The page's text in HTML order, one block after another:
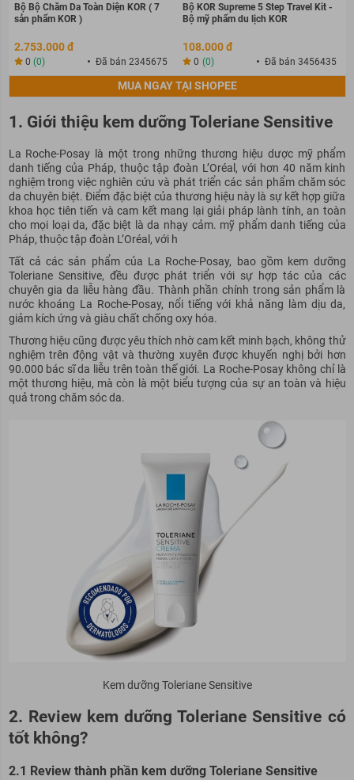
Bộ Bộ Chăm Da Toàn Diện KOR ( 7
sản phẩm KOR )
2.753.000 đ
0 (0) Đã bán 2345675
Bộ KOR Supreme 5 Step Travel Kit -
Bộ mỹ phẩm du lịch KOR
108.000 đ
0 (0) Đã bán 3456435
MUA NGAY TẠI SHOPEE
1. Giới thiệu kem dưỡng Toleriane Sensitive
La Roche-Posay là một trong những thương hiệu dược mỹ phẩm
danh tiếng của Pháp, thuộc tập đoàn L’Oréal, với hơn 40 năm kinh
nghiệm trong việc nghiên cứu và phát triển các sản phẩm chăm sóc
da chuyên biệt. Điểm đặc biệt của thương hiệu này là sự kết hợp giữa
khoa học tiên tiến và cam kết mang lại giải pháp lành tính, an toàn
cho mọi loại da, đặc biệt là da nhạy cảm. mỹ phẩm danh tiếng của
Pháp, thuộc tập đoàn L’Oréal, với h
Tất cả các sản phẩm của La Roche-Posay, bao gồm kem dưỡng
Toleriane Sensitive, đều được phát triển với sự hợp tác của các
chuyên gia da liễu hàng đầu. Thành phần chính trong sản phẩm là
nước khoáng La Roche-Posay, nổi tiếng với khả năng làm dịu da,
giảm kích ứng và giàu chất chống oxy hóa.
Thương hiệu cũng được yêu thích nhờ cam kết minh bạch, không thử
nghiệm trên động vật và thường xuyên được khuyến nghị bởi hơn
90.000 bác sĩ da liễu trên toàn thế giới. La Roche-Posay không chỉ là
một thương hiệu, mà còn là một biểu tượng của sự an toàn và hiệu
quả trong chăm sóc da.
Kem dưỡng Toleriane Sensitive
2. Review kem dưỡng Toleriane Sensitive có
tốt không?
2.1 Review thành phần kem dưỡng Toleriane Sensitive